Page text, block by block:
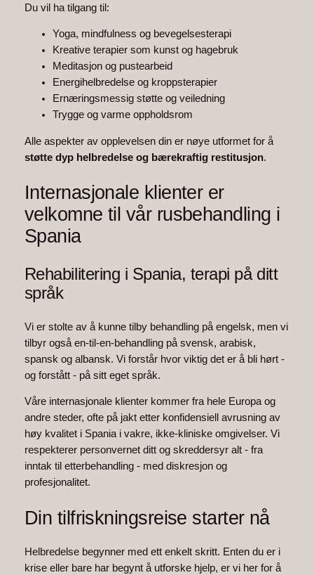
Du vil ha tilgang til:
Yoga, mindfulness og bevegelsesterapi
Kreative terapier som kunst og hagebruk
Meditasjon og pustearbeid
Energihelbredelse og kroppsterapier
Ernæringsmessig støtte og veiledning
Trygge og varme oppholdsrom
Alle aspekter av opplevelsen din er nøye utformet for å
støtte dyp helbredelse og bærekraftig restitusjon.
Internasjonale klienter er
velkomne til vår rusbehandling i
Spania
Rehabilitering i Spania, terapi på ditt
språk
Vi er stolte av å kunne tilby behandling på engelsk, men vi
tilbyr også en-til-en-behandling på svensk, arabisk,
spansk og albansk. Vi forstår hvor viktig det er å bli hørt -
og forstått - på sitt eget språk.
Våre internasjonale klienter kommer fra hele Europa og
andre steder, ofte på jakt etter konfidensiell avrusning av
høy kvalitet i Spania i vakre, ikke-kliniske omgivelser. Vi
respekterer personvernet ditt og skreddersyr alt - fra
inntak til etterbehandling - med diskresjon og
profesjonalitet.
Din tilfriskningsreise starter nå
Helbredelse begynner med ett enkelt skritt. Enten du er i
krise eller bare har begynt å utforske hjelp, er vi her for å